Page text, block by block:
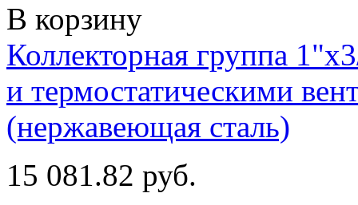
В корзину
Коллекторная группа
и термостатическими
(нержавеющая сталь)
15 081.82 руб.